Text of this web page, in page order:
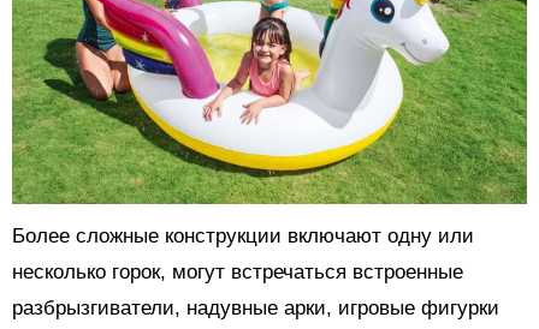
Более сложные конструкции включают одну или
несколько горок, могут встречаться встроенные
разбрызгиватели, надувные арки, игровые фигурки